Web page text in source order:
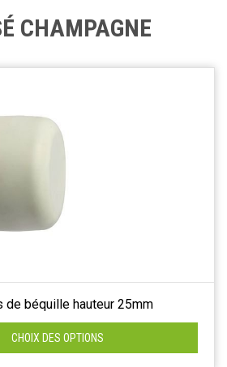
CHAMPAGNE
de béquille hauteur 25mm
CHOIX DES OPTIONS